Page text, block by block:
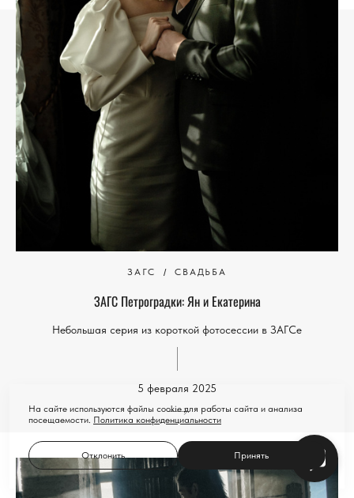
ЗАГС СВАДЬБА
ЗАГС Петроградки: Ян и Екатерина
Небольшая серия из короткой фотосессии в ЗАГСе
5 февраля 2025
На сайте используются файлы cookie для работы сайта и анализа
посещаемости. Политика конфиденциальности
Отклонить Принять